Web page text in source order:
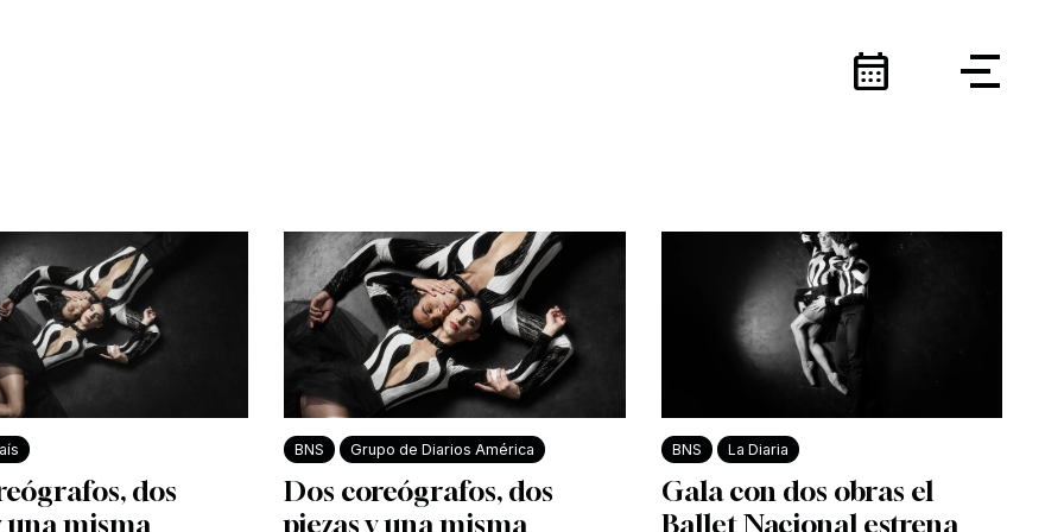
calendar_month
dos
una misma
BNS Grupo de Diarios América
Dos coreógrafos, dos
piezas y una misma
BNS La Diaria
Gala con dos obras el
Ballet Nacional estrena